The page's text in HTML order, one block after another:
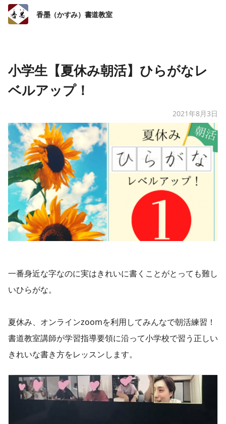
香墨（かすみ）書道教室
小学生【夏休み朝活】ひらがなレ
ベルアップ！
2021年8月3日
一番身近な字なのに実はきれいに書くことがとっても難し
いひらがな。
夏休み、オンラインzoomを利用してみんなで朝活練習！
書道教室講師が学習指導要領に沿って小学校で習う正しい
きれいな書き方をレッスンします。